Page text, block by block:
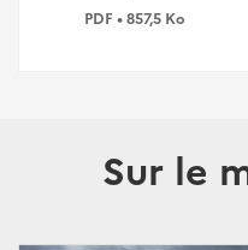
PDF • 857,5 Ko
Sur le